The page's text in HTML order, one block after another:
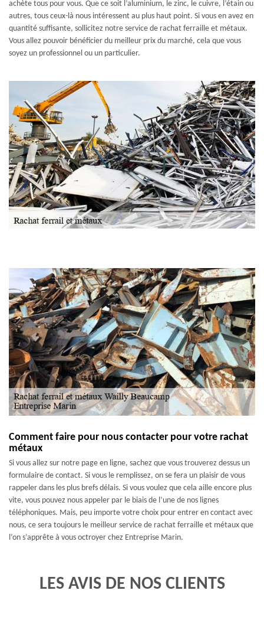
achète tous pour vous. Que ce soit l’aluminium, le zinc, le cuivre, l’étain ou
autres, tous ceux-là nous intéressent au plus haut point. Si vous en avez en
quantité suffisante, sollicitez notre service de rachat ferraille et métaux.
Vous allez pouvoir bénéficier du meilleur prix du marché, cela que vous
soyez un professionnel ou un particulier.
Comment faire pour nous contacter pour votre rachat
métaux
Si vous allez sur notre page en ligne, sachez que vous trouverez dessus un
formulaire de contact. Si vous le remplissez, on se fera un plaisir de vous
rappeler dans les plus brefs délais. Si vous voulez que cela aille encore plus
vite, vous pouvez nous appeler par le biais de l’une de nos lignes
téléphoniques. Mais, peu importe votre choix pour entrer en contact avec
nous, ce sera toujours le meilleur service de rachat ferraille et métaux que
l’on s’apprête à vous octroyer chez Entreprise Marin.
LES AVIS DE NOS CLIENTS